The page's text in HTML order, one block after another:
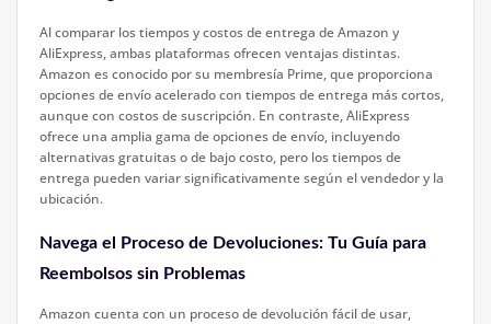
Al comparar los tiempos y costos de entrega de Amazon y
AliExpress, ambas plataformas ofrecen ventajas distintas.
Amazon es conocido por su membresía Prime, que proporciona
opciones de envío acelerado con tiempos de entrega más cortos,
aunque con costos de suscripción. En contraste, AliExpress
ofrece una amplia gama de opciones de envío, incluyendo
alternativas gratuitas o de bajo costo, pero los tiempos de
entrega pueden variar significativamente según el vendedor y la
ubicación.
Navega el Proceso de Devoluciones: Tu Guía para
Reembolsos sin Problemas
Amazon cuenta con un proceso de devolución fácil de usar,